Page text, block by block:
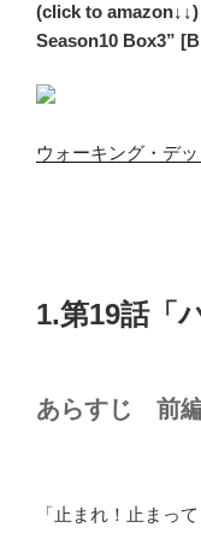
(click to
Season10 Box3”
ウォーキング・デ
1.第19話「
あらすじ 前
「止まれ！止まって